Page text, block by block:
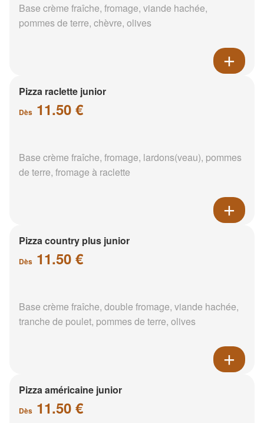
Base crème fraîche, fromage, viande hachée,
pommes de terre, chèvre, olives
Pizza raclette junior
Dès 11.50 €
Base crème fraîche, fromage, lardons(veau), pommes
de terre, fromage à raclette
Pizza country plus junior
Dès 11.50 €
Base crème fraîche, double fromage, viande hachée,
tranche de poulet, pommes de terre, olives
Pizza américaine junior
Dès 11.50 €